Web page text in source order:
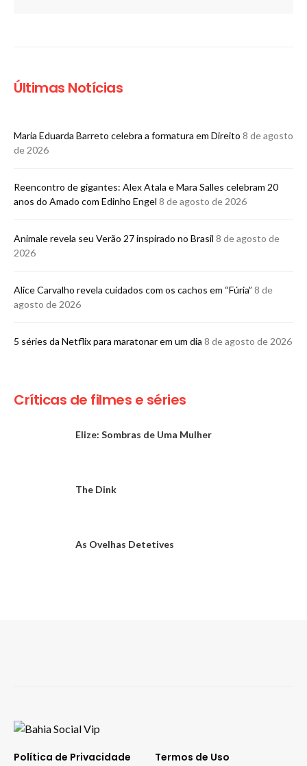
Últimas Notícias
Maria Eduarda Barreto celebra a formatura em Direito 8 de agosto
de 2026
Reencontro de gigantes: Alex Atala e Mara Salles celebram 20
anos do Amado com Edinho Engel 8 de agosto de 2026
Animale revela seu Verão 27 inspirado no Brasil 8 de agosto de
2026
Alice Carvalho revela cuidados com os cachos em “Fúria” 8 de
agosto de 2026
5 séries da Netflix para maratonar em um dia 8 de agosto de 2026
Críticas de filmes e séries
Elize: Sombras de Uma Mulher
The Dink
As Ovelhas Detetives
Política de Privacidade Termos de Uso